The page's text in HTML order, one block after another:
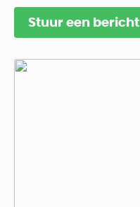
Stuur een bericht